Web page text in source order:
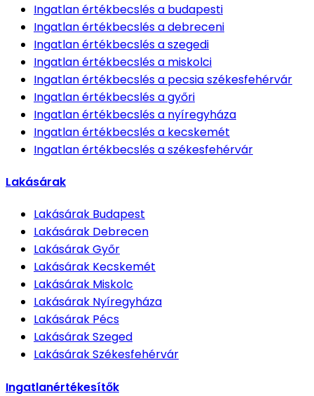
Ingatlan értékbecslésa budapesti
Ingatlan értékbecslésa debreceni
Ingatlan értékbecslésa szegedi
Ingatlan értékbecslésa miskolci
Ingatlan értékbecslésa pecsia székesfehérvár
Ingatlan értékbecslésa győri
Ingatlan értékbecslésa nyíregyháza
Ingatlan értékbecslésa kecskemét
Ingatlan értékbecslésa székesfehérvár
Lakásárak
Lakásárak Budapest
Lakásárak Debrecen
LakásárakGyőr
Lakásárak Kecskemét
Lakásárak Miskolc
Lakásárak Nyíregyháza
Lakásárak Pécs
LakásárakSzeged
LakásárakSzékesfehérvár
Ingatlanértékesítők